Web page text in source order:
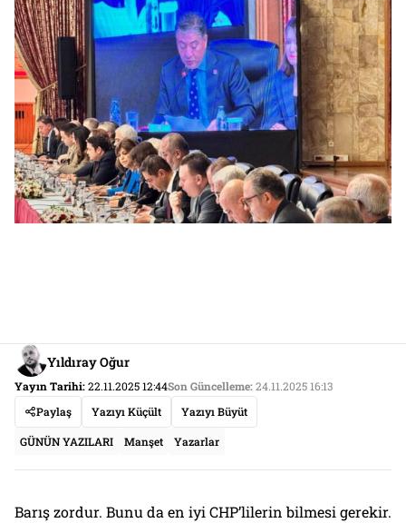
Yıldıray Oğur
Yayın Tarihi:22.11.2025 12:44Son Güncelleme:24.11.2025 16:13
Paylaş
Yazıyı Küçült Yazıyı Büyüt
GÜNÜN YAZILARI Manşet Yazarlar
Barış zordur. Bunu da en iyi CHP’lilerin bilmesi gerekir.